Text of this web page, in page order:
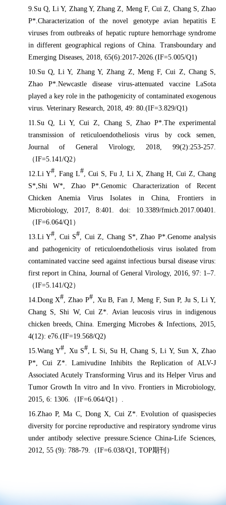
9.Su Q, Li Y, Zhang Y, Zhang Z, Meng F, Cui Z, Chang S, Zhao
P*.Characterization of the novel genotype avian hepatitis E
viruses from outbreaks of hepatic rupture hemorrhage syndrome
in different geographical regions of China. Transboundary and
Emerging Diseases, 2018, 65(6):2017-2026.(IF=5.005/Q1)
10.Su Q, Li Y, Zhang Y, Zhang Z, Meng F, Cui Z, Chang S,
Zhao P*.Newcastle disease virus-attenuated vaccine LaSota
played a key role in the pathogenicity of contaminated exogenous
virus. Veterinary Research, 2018, 49: 80.(IF=3.829/Q1)
11.Su Q, Li Y, Cui Z, Chang S, Zhao P*.The experimental
transmission of reticuloendotheliosis virus by cock semen,
Journal of General Virology, 2018, 99(2):253-257.
（IF=5.141/Q2）
12.Li Y#, Fang L#, Cui S, Fu J, Li X, Zhang H, Cui Z, Chang
S*,Shi W*, Zhao P*.Genomic Characterization of Recent
Chicken Anemia Virus Isolates in China, Frontiers in
Microbiology, 2017, 8:401. doi: 10.3389/fmicb.2017.00401.
（IF=6.064/Q1 ）
13.Li Y#, Cui S#, Cui Z, Chang S*, Zhao P*.Genome analysis
and pathogenicity of reticuloendotheliosis virus isolated from
contaminated vaccine seed against infectious bursal disease virus:
first report in China, Journal of General Virology, 2016, 97: 1–7.
（IF=5.141/Q2）
14.Dong X#, Zhao P#, Xu B, Fan J, Meng F, Sun P, Ju S, Li Y,
Chang S, Shi W, Cui Z*. Avian leucosis virus in indigenous
chicken breeds, China. Emerging Microbes & Infections, 2015,
4(12): e76.(IF=19.568/Q2)
15.Wang Y#, Xu S#, L Si, Su H, Chang S, Li Y, Sun X, Zhao
P*, Cui Z*. Lamivudine Inhibits the Replication of ALV-J
Associated Acutely Transforming Virus and its Helper Virus and
Tumor Growth In vitro and In vivo. Frontiers in Microbiology,
2015, 6: 1306. （IF=6.064/Q1 ） .
16.Zhao P, Ma C, Dong X, Cui Z*. Evolution of quasispecies
diversity for porcine reproductive and respiratory syndrome virus
under antibody selective pressure.Science China-Life Sciences,
2012, 55 (9): 788-79. （IF=6.038/Q1, TOP期刊）